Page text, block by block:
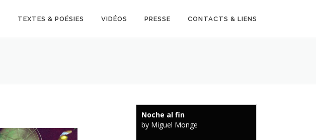
TEXTES & POÉSIES VIDÉOS PRESSE CONTACTS & LIENS
Noche al fin
by Miguel Monge